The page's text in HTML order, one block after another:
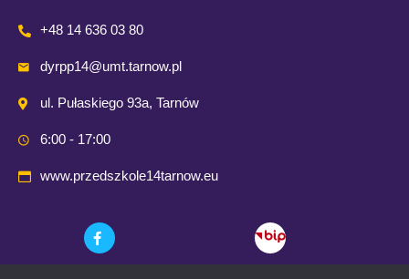
+48 14 636 03 80
dyrpp14@umt.tarnow.pl
ul. Pułaskiego 93a, Tarnów
6:00 - 17:00
www.przedszkole14tarnow.eu